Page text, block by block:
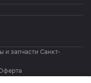
запчасти Санкт-